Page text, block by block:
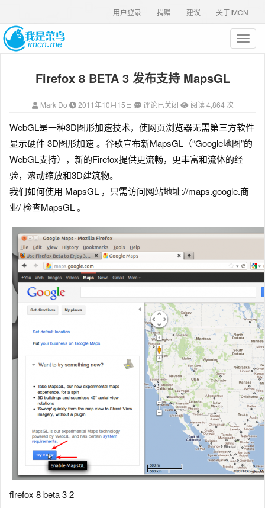
关于IMCN
建议
捐赠
用户登录
T
o
a
v
i
g
i
Firefox 8 BETA 3 发布支持 MapsGL
Mark Do 2011年10月15日 评论已关闭 阅读 4,864 次
WebGL是一种3D图形加速技术，使网页浏览器无需第三方软件
显示硬件 3D图形加速。谷歌宣布新MapsGL（“Google地图”的
WebGL支持），新的Firefox提供更流畅，更丰富和流体的经
验，滚动缩放和3D建筑物。
我们如何使用 MapsGL ，只需访问网站地址://maps.google.商
业/ 检查MapsGL 。
firefox 8 beta 3 2